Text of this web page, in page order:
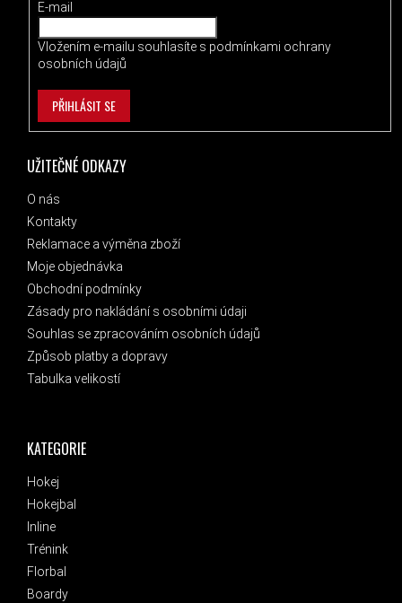
KATEGORIE
Hokej
Hokejbal
Inline
Trénink
Florbal
Boardy
UŽITEČNÉ ODKAZY
O nás
Kontakty
Reklamace a výměna zboží
Moje objednávka
Obchodní podmínky
Zásady pro nakládání s osobními údaji
Souhlas se zpracováním osobních údajů
Způsob platby a dopravy
Tabulka velikostí
E-mail
Vložením e-mailu souhlasíte s podmínkami ochrany
osobních údajů
PŘIHLÁSIT SE